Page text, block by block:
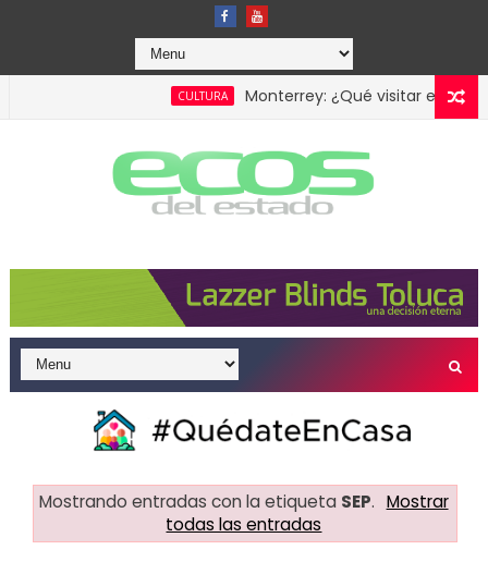
CULTURA Monterrey: ¿Qué visitar en la capital
Mostrando entradas con la etiqueta SEP. Mostrar
todas las entradas